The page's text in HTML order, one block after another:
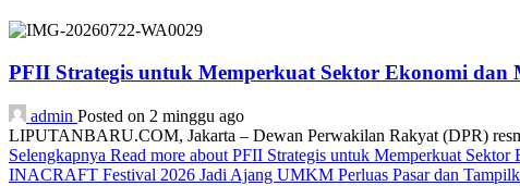
PFII Strategis untuk Memperkuat Sektor Ekonomi dan
admin Posted on 2 minggu ago
LIPUTANBARU.COM, Jakarta – Dewan Perwakilan Rakyat (DPR)
Selengkapnya Read more about PFII Strategis untuk Memperkuat
INACRAFT Festival 2026 Jadi Ajang UMKM Perluas Pasar dan